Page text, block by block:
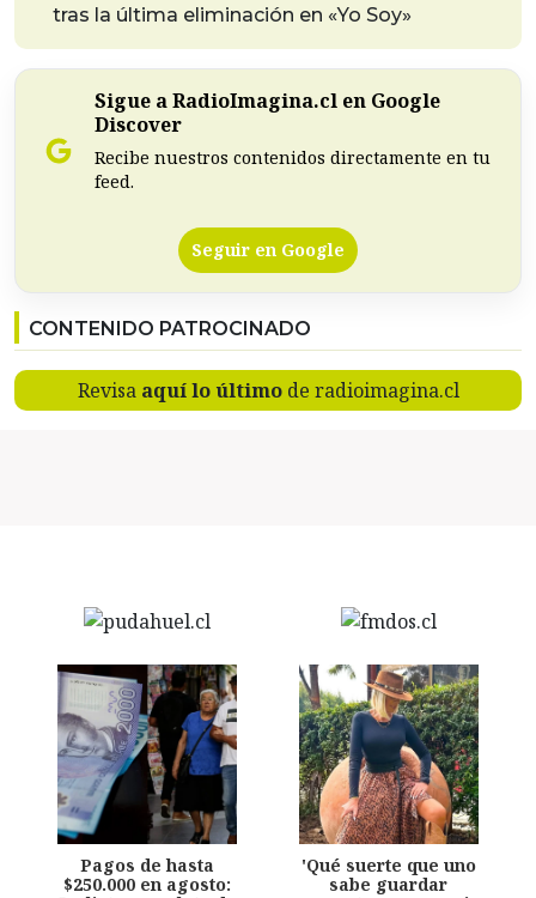
tras la última eliminación en «Yo Soy»
Sigue a RadioImagina.cl en Google
Discover
Recibe nuestros contenidos directamente en tu
feed.
Seguir en Google
CONTENIDO PATROCINADO
Revisa aquí lo últimode radioimagina.cl
Pagos de hasta
$250.000 en agosto:
'Qué suerte que uno
sabe guardar